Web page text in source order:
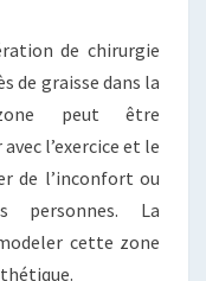
de chirurgie
de graisse dans la
peut être
l’exercice et le
de l’inconfort ou
personnes. La
cette zone